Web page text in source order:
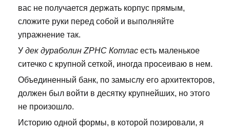
вас не получается держать корпус прямым,
сложите руки перед собой и выполняйте
упражнение так.
У дек дураболин ZPHC Котлас есть маленькое
ситечко с крупной сеткой, иногда просеиваю в нем.
Объединенный банк, по замыслу его архитекторов,
должен был войти в десятку крупнейших, но этого
не произошло.
Историю одной формы, в которой позировали, я